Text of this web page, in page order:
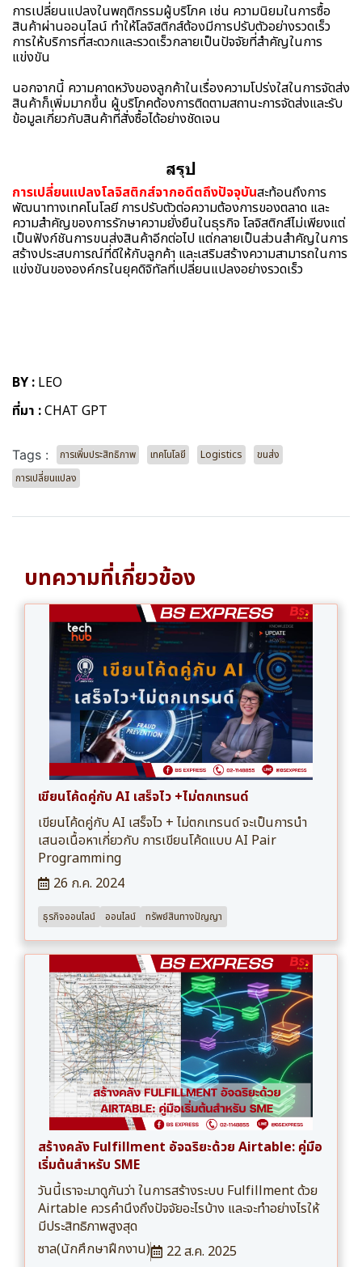
การเปลี่ยนแปลงในพฤติกรรมผู้บริโภค เช่น ความนิยมในการซื้อ
สินค้าผ่านออนไลน์ ทำให้โลจิสติกส์ต้องมีการปรับตัวอย่างรวดเร็ว
การให้บริการที่สะดวกและรวดเร็วกลายเป็นปัจจัยที่สำคัญในการ
แข่งขัน
นอกจากนี้ ความคาดหวังของลูกค้าในเรื่องความโปร่งใสในการจัดส่ง
สินค้าก็เพิ่มมากขึ้น ผู้บริโภคต้องการติดตามสถานะการจัดส่งและรับ
ข้อมูลเกี่ยวกับสินค้าที่สั่งซื้อได้อย่างชัดเจน
สรุป
การเปลี่ยนแปลงโลจิสติกส์จากอดีตถึงปัจจุบันสะท้อนถึงการ
พัฒนาทางเทคโนโลยี การปรับตัวต่อความต้องการของตลาด และ
ความสำคัญของการรักษาความยั่งยืนในธุรกิจ โลจิสติกส์ไม่เพียงแต่
เป็นฟังก์ชันการขนส่งสินค้าอีกต่อไป แต่กลายเป็นส่วนสำคัญในการ
สร้างประสบการณ์ที่ดีให้กับลูกค้า และเสริมสร้างความสามารถในการ
แข่งขันขององค์กรในยุคดิจิทัลที่เปลี่ยนแปลงอย่างรวดเร็ว
BY : LEO
ที่มา :CHAT GPT
Tags : การเพิ่มประสิทธิภาพ เทคโนโลยี Logistics
ขนส่ง
การเปลี่ยนแปลง
บทความที่เกี่ยวข้อง
เขียนโค้ดคู่กับ AI เสร็จไว +ไม่ตกเทรนด์
เขียนโค้ดคู่กับ AI เสร็จไว + ไม่ตกเทรนด์ จะเป็นการนำ
เสนอเนื้อหาเกี่ยวกับ การเขียนโค้ดแบบ AI Pair
Programming
26 ก.ค. 2024
ธุรกิจออนไลน์ ออนไลน์ ทรัพย์สินทางปัญญา
สร้างคลัง Fulfillment อัจฉริยะด้วย Airtable: คู่มือ
เริ่มต้นสำหรับ SME
วันนี้เราจะมาดูกันว่า ในการสร้างระบบ Fulfillment ด้วย
Airtable ควรคำนึงถึงปัจจัยอะไรบ้าง และจะทำอย่างไรให้
มีประสิทธิภาพสูงสุด
ซาล(นักศึกษาฝึกงาน)
22 ส.ค. 2025